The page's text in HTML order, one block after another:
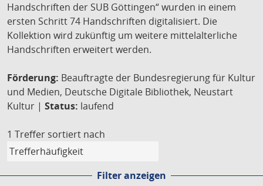
Handschriften der SUB Göttingen“ wurden in einem
ersten Schritt 74 Handschriften digitalisiert. Die
Kollektion wird zukünftig um weitere mittelalterliche
Handschriften erweitert werden.
Förderung: Beauftragte der Bundesregierung für Kultur
und Medien, Deutsche Digitale Bibliothek, Neustart
Kultur | Status: laufend
1 Treffer sortiert nach
Filter anzeigen